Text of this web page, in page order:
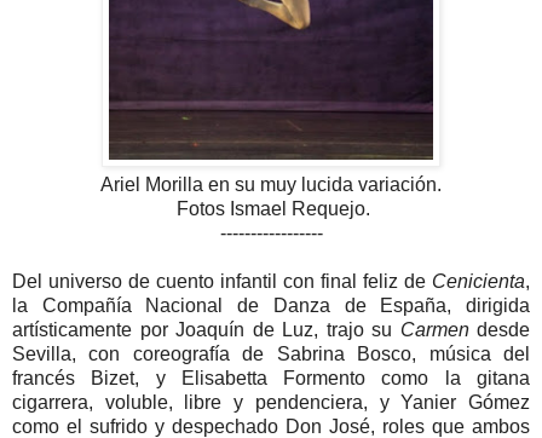
Ariel Morilla en su muy lucida variación.
Fotos Ismael Requejo.
-----------------
Del universo de cuento infantil con final feliz de Cenicienta,
la Compañía Nacional de Danza de España, dirigida
artísticamente por Joaquín de Luz, trajo su Carmendesde
Sevilla, con coreografía de Sabrina Bosco, música del
francés Bizet, y Elisabetta Formento como la gitana
cigarrera, voluble, libre y pendenciera, y Yanier Gómez
como el sufrido y despechado Don José, roles que ambos